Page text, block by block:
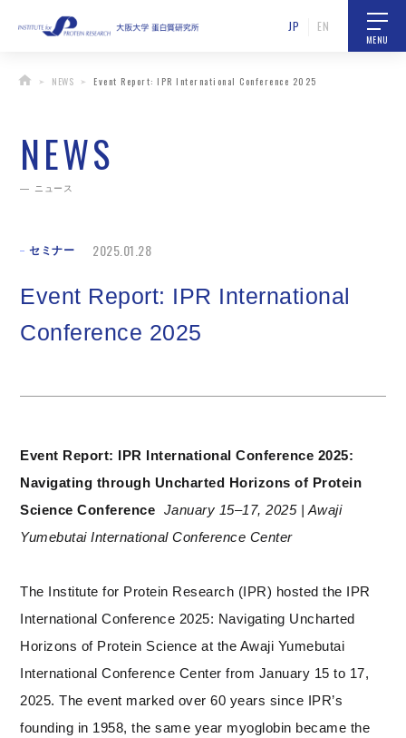
MENU
JP EN
NEWS Event Report: IPR International Conference 2025
NEWS
ニュース
セミナー 2025.01.28
Event Report: IPR International
Conference 2025
Event Report: IPR International Conference 2025:
Navigating through Uncharted Horizons of Protein
Science Conference January 15–17, 2025 | Awaji
Yumebutai International Conference Center
The Institute for Protein Research (IPR) hosted the IPR
International Conference 2025: Navigating Uncharted
Horizons of Protein Science at the Awaji Yumebutai
International Conference Center from January 15 to 17,
2025. The event marked over 60 years since IPR’s
founding in 1958, the same year myoglobin became the